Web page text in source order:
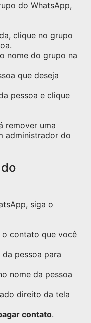
do WhatsApp,
clique no grupo
nome do grupo na
que deseja
pessoa e clique
remover uma
administrador do
siga o
o contato que você
da pessoa para
nome da pessoa
direito da tela
contato.